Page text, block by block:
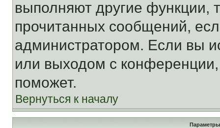
выполняют другие функции,
прочитанных сообщений,
администратором. Если вы
или выходом с
поможет.
Вернуться к началу
Параметры